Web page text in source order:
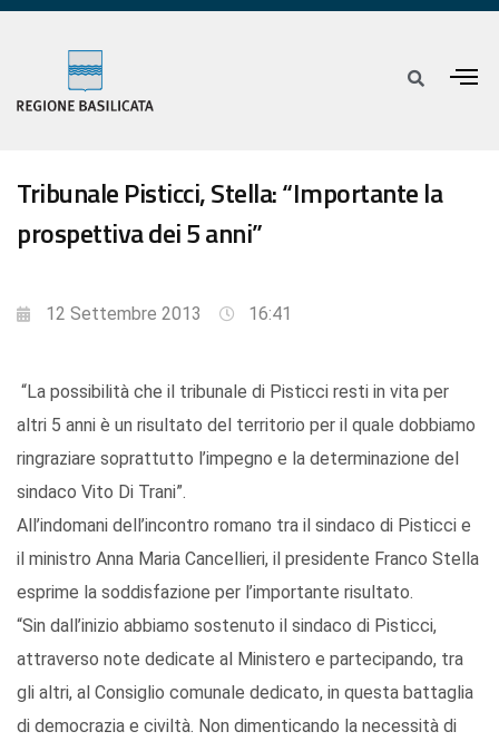
Tribunale Pisticci, Stella: “Importante la
prospettiva dei 5 anni”
12 Settembre 2013 16:41
“La possibilità che il tribunale di Pisticci resti in vita per
altri 5 anni è un risultato del territorio per il quale dobbiamo
ringraziare soprattutto l’impegno e la determinazione del
sindaco Vito Di Trani”.
All’indomani dell’incontro romano tra il sindaco di Pisticci e
il ministro Anna Maria Cancellieri, il presidente Franco Stella
esprime la soddisfazione per l’importante risultato.
“Sin dall’inizio abbiamo sostenuto il sindaco di Pisticci,
attraverso note dedicate al Ministero e partecipando, tra
gli altri, al Consiglio comunale dedicato, in questa battaglia
di democrazia e civiltà. Non dimenticando la necessità di